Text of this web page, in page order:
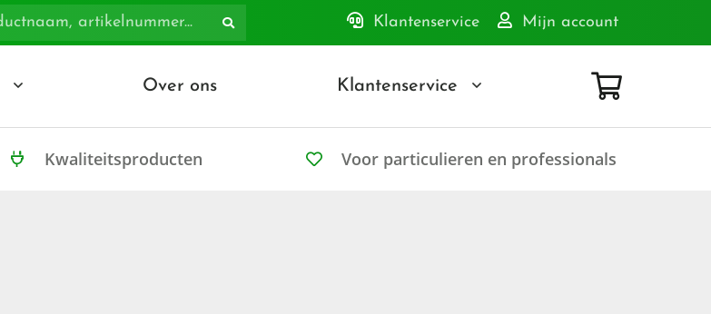
Klantenservice Mijn account
Over ons Klantenservice
Kwaliteitsproducten Voor particulieren en professionals